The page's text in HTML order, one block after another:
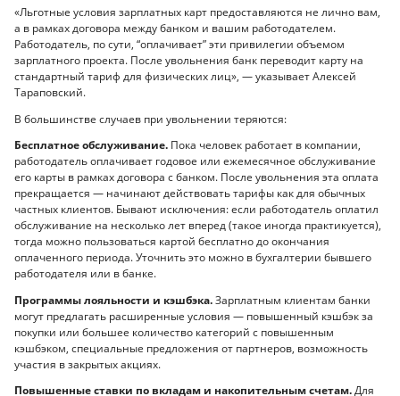
«Льготные условия зарплатных карт предоставляются не лично вам,
а в рамках договора между банком и вашим работодателем.
Работодатель, по сути, “оплачивает” эти привилегии объемом
зарплатного проекта. После увольнения банк переводит карту на
стандартный тариф для физических лиц», — указывает Алексей
Тараповский.
В большинстве случаев при увольнении теряются:
Бесплатное обслуживание. Пока человек работает в компании,
работодатель оплачивает годовое или ежемесячное обслуживание
его карты в рамках договора с банком. После увольнения эта оплата
прекращается — начинают действовать тарифы как для обычных
частных клиентов. Бывают исключения: если работодатель оплатил
обслуживание на несколько лет вперед (такое иногда практикуется),
тогда можно пользоваться картой бесплатно до окончания
оплаченного периода. Уточнить это можно в бухгалтерии бывшего
работодателя или в банке.
Программы лояльности и кэшбэка.Зарплатным клиентам банки
могут предлагать расширенные условия — повышенный кэшбэк за
покупки или большее количество категорий с повышенным
кэшбэком, специальные предложения от партнеров, возможность
участия в закрытых акциях.
Повышенные ставки по вкладам и накопительным счетам.Для